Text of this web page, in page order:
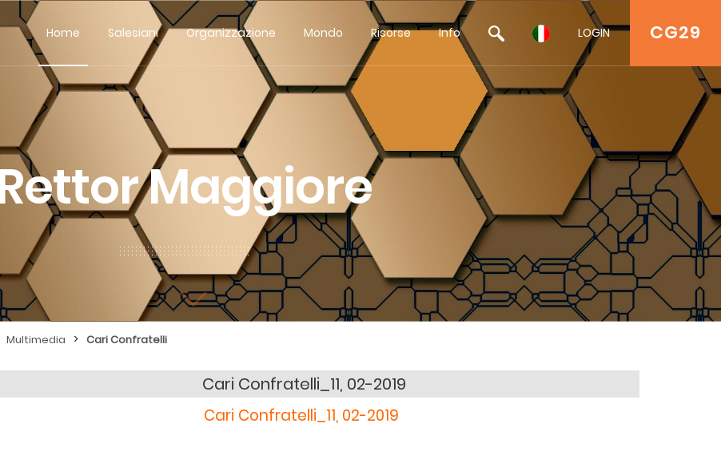
CG29
Home Salesiani Organizzazione Mondo Risorse Info LOGIN
Maggiore
Multimedia > Cari Confratelli
Cari Confratelli_11, 02-2019
Cari Confratelli_11, 02-2019